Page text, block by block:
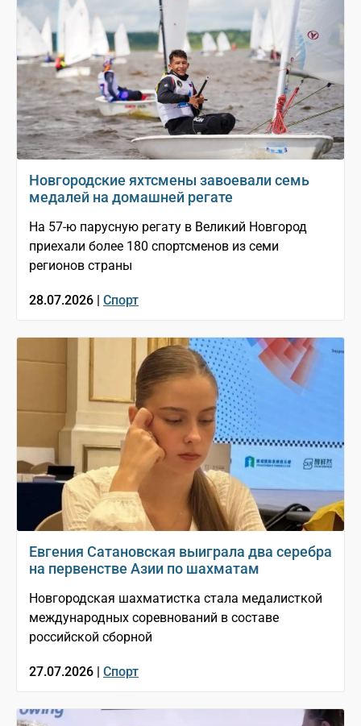
Новгородские яхтсмены завоевали семь
медалей на домашней регате
На 57-ю парусную регату в Великий Новгород
приехали более 180 спортсменов из семи
регионов страны
28.07.2026 | Спорт
Евгения Сатановская выиграла два серебра
на первенстве Азии по шахматам
Новгородская шахматистка стала медалисткой
международных соревнований в составе
российской сборной
27.07.2026 | Спорт